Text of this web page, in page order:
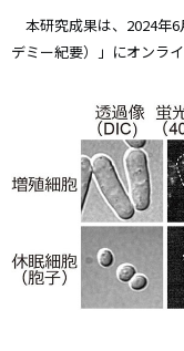
本研究成果は、2024年6
デミー紀要）」にオンラ